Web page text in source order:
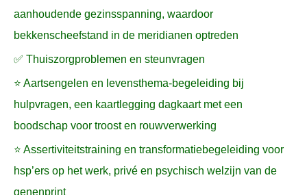
aanhoudende gezinsspanning, waardoor
bekkenscheefstand in de meridianen optreden
✅ Thuiszorgproblemen en steunvragen
⭐ Aartsengelen en levensthema-begeleiding bij
hulpvragen, een kaartlegging dagkaart met een
boodschap voor troost en rouwverwerking
⭐ Assertiviteitstraining en transformatiebegeleiding voor
hsp’ers op het werk, privé en psychisch welzijn van de
genenprint